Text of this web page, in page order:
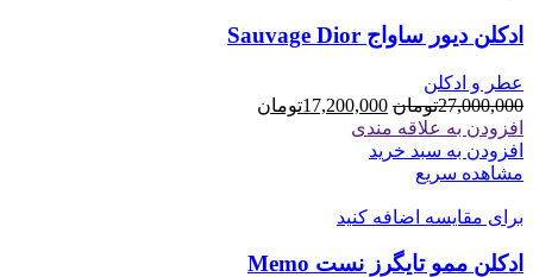
ادکلن دیور ساواج Sauvage Dior
عطر و ادکلن
27,000,000تومان قیمت
اصلی
17,200,000تومان
افزودن به علاقه مندی
افزودن به سبد خرید
مشاهده سریع
برای مقایسه اضافه کنید
ادکلن ممو تایگرز نست Memo